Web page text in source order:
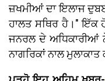
ਜ਼ਖਮੀਆਂ ਦਾ ਇਲਾਜ ਦੁਬਈ
ਹਾਲਤ ਸਥਿਰ ਹੈ।" ਇੱਕ
ਜਨਰਲ ਦੇ ਅਧਿਕਾਰੀਆਂ
ਨਾਗਰਿਕਾਂ ਨਾਲ ਮੁਲਾਕਾਤ